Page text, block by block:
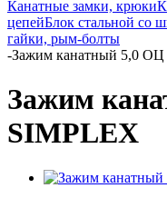
Канатные замки, крюки
цепейБлок стальной со
гайки, рым-болты
-Зажим канатный 5,0
Зажим
SIMPLEX